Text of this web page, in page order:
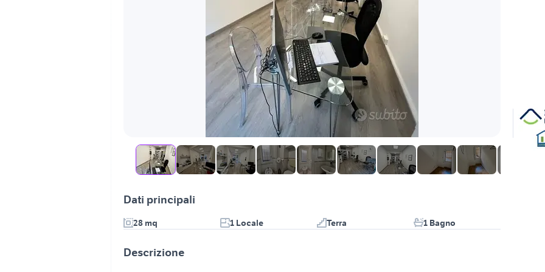
Dati principali
28 mq 1 Locale Terra 1 Bagno
Descrizione